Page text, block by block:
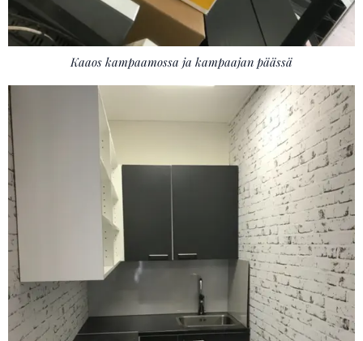
Kaaos kampaamossa ja kampaajan päässä